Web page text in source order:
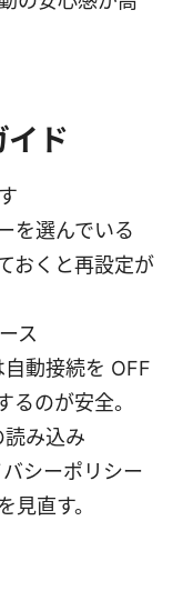
ド
を選んでいる
おくと再設定が
ス
動接続を OFF
るのが安全。
読み込み
バシーポリシー
見直す。